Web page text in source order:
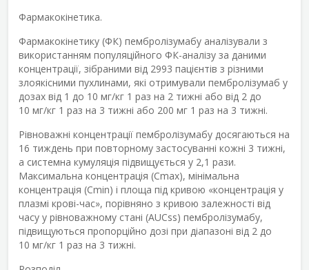
Фармакокінетика.
Фармакокінетику (ФК) пембролізумабу аналізували з
використанням популяційного ФК-аналізу за даними
концентрації, зібраними від 2993 пацієнтів з різними
злоякісними пухлинами, які отримували пембролізумаб у
дозах від 1 до 10 мг/кг 1 раз на 2 тижні або від 2 до
10 мг/кг 1 раз на 3 тижні або 200 мг 1 раз на 3 тижні.
Рівноважні концентрації пембролізумабу досягаються на
16 тиждень при повторному застосуванні кожні 3 тижні,
а системна кумуляція підвищується у 2,1 рази.
Максимальна концентрація (Cmax), мінімальна
концентрація (Cmin) і площа під кривою «концентрація у
плазмі крові-час», порівняно з кривою залежності від
часу у рівноважному стані (AUCss) пембролізумабу,
підвищуються пропорційно дозі при діапазоні від 2 до
10 мг/кг 1 раз на 3 тижні.